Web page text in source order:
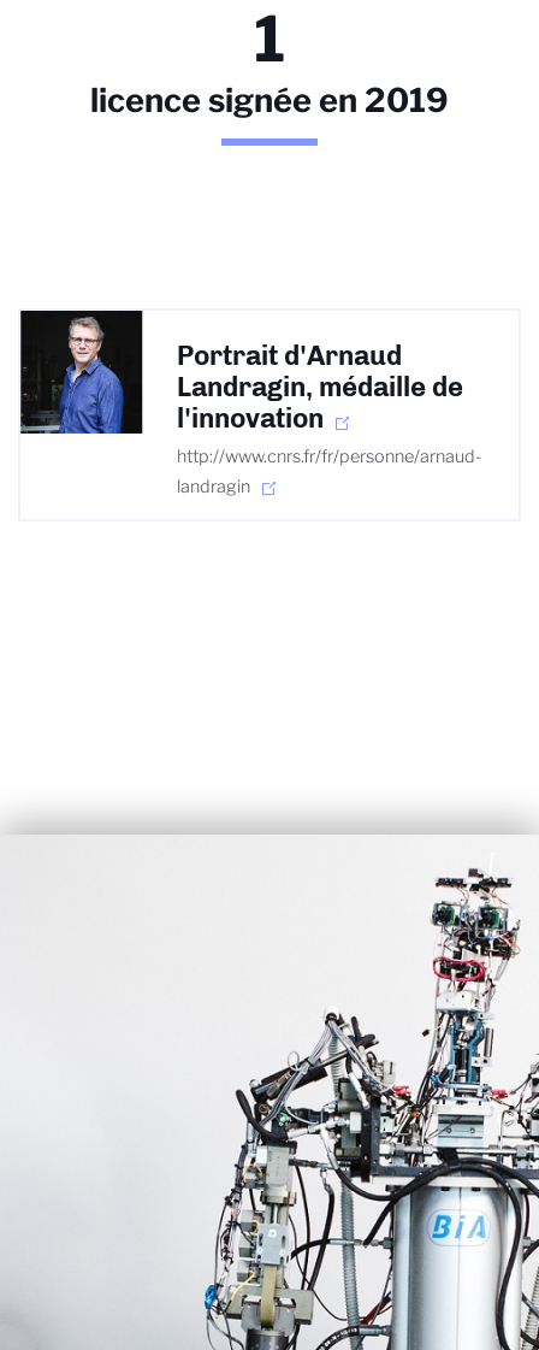
1
licence signée en 2019
Portrait d'Arnaud
Landragin, médaille de
l'innovation
http://www.cnrs.fr/fr/personne/arnaud-
landragin